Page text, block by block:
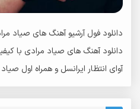
دانلود فول آرشیو آهنگ های صیاد
دانلود آهنگ های صیاد مرادی با کیفیت 320 و 128
آوای انتظار ایرانسل و همراه اول